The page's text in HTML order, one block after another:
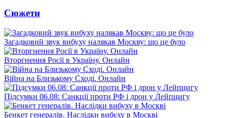
Сюжети
Загадковий звук вибуху налякав Москву: що це було
Вторгнення Росії в Україну. Онлайн
Війна на Близькому Сході. Онлайн
Підсумки 06.08: Санкції проти РФ і дрон у Лейпцигу
Бенкет генералів. Наслідки вибуху в Москві